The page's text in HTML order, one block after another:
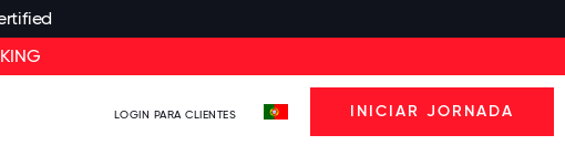
LOGIN PARA CLIENTES INICIAR JORNADA